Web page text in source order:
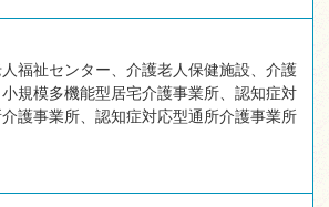
福祉センター、介護老人保健施設、介護
規模多機能型居宅介護事業所、認知症対
護事業所、認知症対応型通所介護事業所